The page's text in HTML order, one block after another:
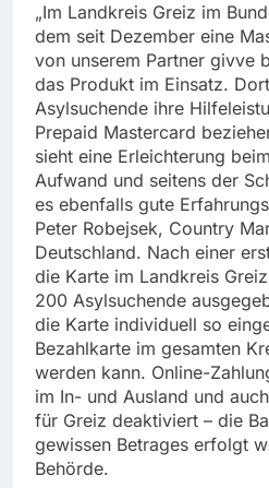
„Im Landkreis Greiz im
dem seit Dezember eine
von unserem Partner givve
das Produkt im Einsatz.
Asylsuchende ihre
Prepaid Mastercard
sieht eine Erleichterung
Aufwand und seitens der
es ebenfalls gute
Peter Robejsek, Country
Deutschland. Nach einer
die Karte im Landkreis
200 Asylsuchende
die Karte individuell so
Bezahlkarte im gesamten
werden kann. Online-
im In- und Ausland und
für Greiz deaktiviert – die
gewissen Betrages erfolgt
Behörde.